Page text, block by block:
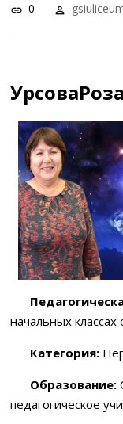
0
начальных
Категория:
Образование:
педагогическое